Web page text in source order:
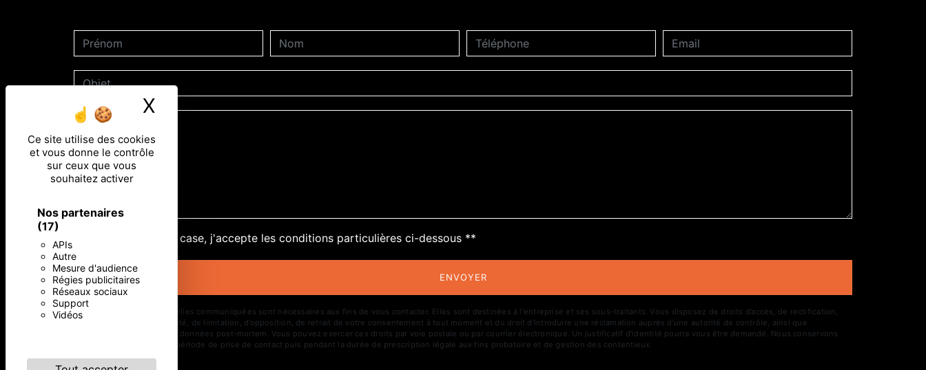
Ce site utilise des cookies
et vous donne le contrôle
sur ceux que vous
souhaitez activer
Nos partenaires
(17)
APIs
Autre
Mesure d'audience
Régies publicitaires
Réseaux sociaux
Support
Vidéos
X Masquer le bandeau des cookies
En cochant cette case, j'accepte les conditions particulières ci-dessous **
ENVOYER
** Les données personnelles communiquées sont nécessaires aux fins de vous contacter. Elles sont destinées à l'entreprise et ses sous-traitants. Vous disposez de droits d’accès, de rectification,
d’effacement, de portabilité, de limitation, d’opposition, de retrait de votre consentement à tout moment et du droit d’introduire une réclamation auprès d’une autorité de contrôle, ainsi que
d’organiser le sort de vos données post-mortem. Vous pouvez exercer ces droits par voie postale ou par courrier électronique. Un justificatif d'identité pourra vous être demandé. Nous conservons
vos données pendant la période de prise de contact puis pendant la durée de prescription légale aux fins probatoire et de gestion des contentieux.